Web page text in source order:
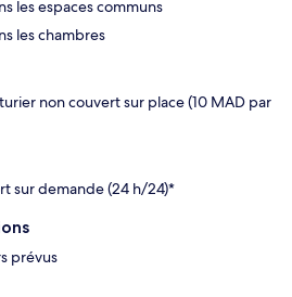
les espaces communs
les chambres
non couvert sur place (10 MAD par
sur demande (24 h/24)*
prévus